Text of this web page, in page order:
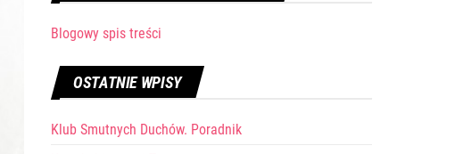
Blogowy spis treści
OSTATNIE WPISY
Klub Smutnych Duchów. Poradnik